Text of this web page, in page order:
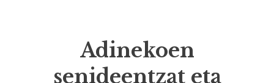
Adinekoen
senideentzat eta